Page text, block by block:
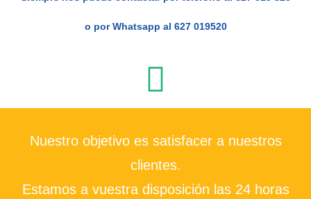
o por Whatsapp al 627 019520
Nuestro objetivo es satisfacer a nuestros
clientes.
Estamos a vuestra disposición las 24 horas